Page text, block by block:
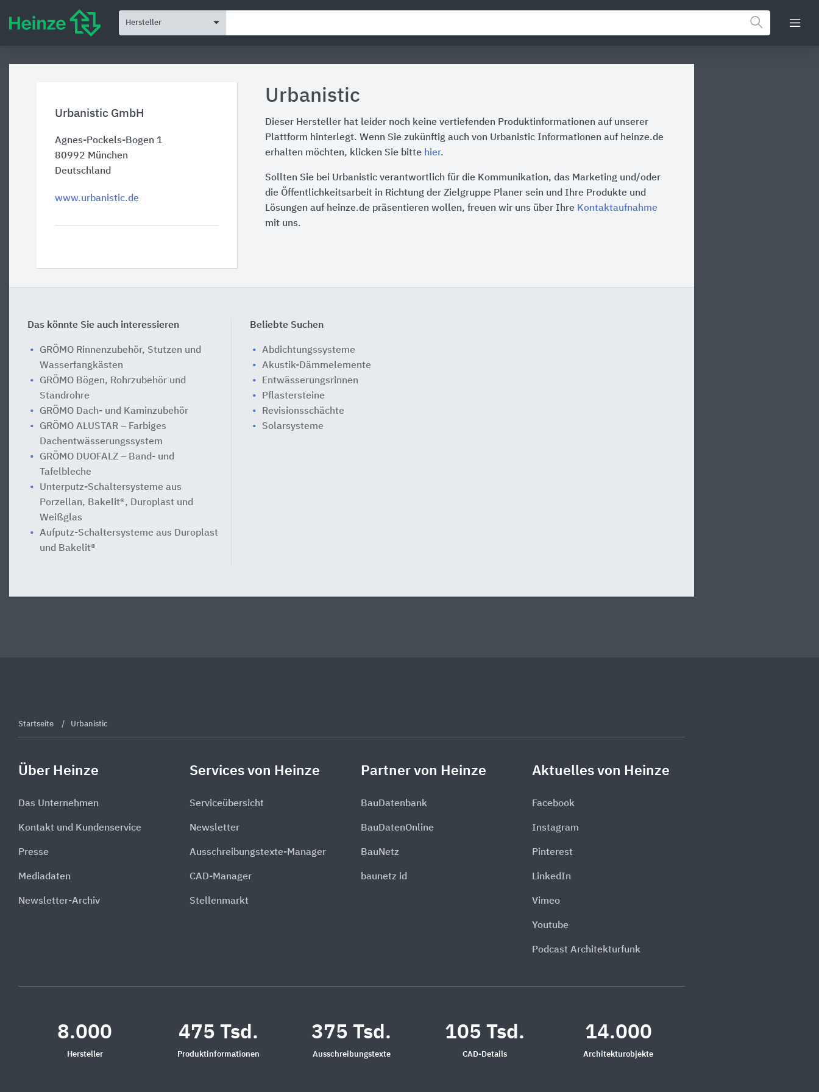
Hersteller
Urbanistic GmbH
Agnes-Pockels-Bogen 1
80992 München
Deutschland
www.urbanistic.de
Urbanistic
Dieser Hersteller hat leider noch keine vertiefenden Produktinformationen auf unserer
Plattform hinterlegt. Wenn Sie zukünftig auch von Urbanistic Informationen auf heinze.de
erhalten möchten, klicken Sie bitte hier.
Sollten Sie bei Urbanistic verantwortlich für die Kommunikation, das Marketing und/oder
die Öffentlichkeitsarbeit in Richtung der Zielgruppe Planer sein und Ihre Produkte und
Lösungen auf heinze.de präsentieren wollen, freuen wir uns über Ihre Kontaktaufnahme
mit uns.
Das könnte Sie auch interessieren
GRÖMO Rinnenzubehör, Stutzen und
Wasserfangkästen
GRÖMO Bögen, Rohrzubehör und
Standrohre
GRÖMO Dach- und Kaminzubehör
GRÖMO ALUSTAR – Farbiges
Dachentwässerungssystem
GRÖMO DUOFALZ – Band- und
Tafelbleche
Unterputz-Schaltersysteme aus
Porzellan, Bakelit®, Duroplast und
Weißglas
Aufputz-Schaltersysteme aus Duroplast
und Bakelit®
Beliebte Suchen
Abdichtungssysteme
Akustik-Dämmelemente
Entwässerungsrinnen
Pflastersteine
Revisionsschächte
Solarsysteme
Startseite Urbanistic
Über Heinze
Das Unternehmen
Kontakt und Kundenservice
Presse
Mediadaten
Newsletter-Archiv
Services von Heinze
Serviceübersicht
Newsletter
Ausschreibungstexte-Manager
CAD-Manager
Stellenmarkt
Partner von Heinze
BauDatenbank
BauDatenOnline
BauNetz
baunetz id
Aktuelles von Heinze
Facebook
Instagram
Pinterest
LinkedIn
Vimeo
Youtube
Podcast Architekturfunk
8.000
Hersteller
475 Tsd.
Produktinformationen
375 Tsd.
Ausschreibungstexte
105 Tsd.
CAD-Details
14.000
Architekturobjekte